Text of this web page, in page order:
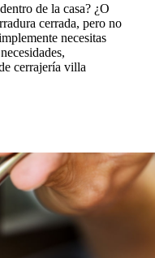
de la casa? ¿O
cerrada, pero no
necesitas
cerrajería villa